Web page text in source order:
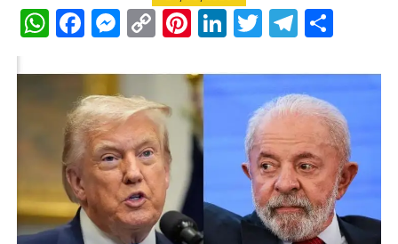
W
h
a
ts
A
p
p
F
a
c
e
b
o
o
k
M
e
s
s
e
n
g
er
C
o
p
y
Li
n
k
Pi
n
te
re
st
Li
n
k
dI
n
T
w
it
te
r
T
el
e
g
r
a
m
a
re